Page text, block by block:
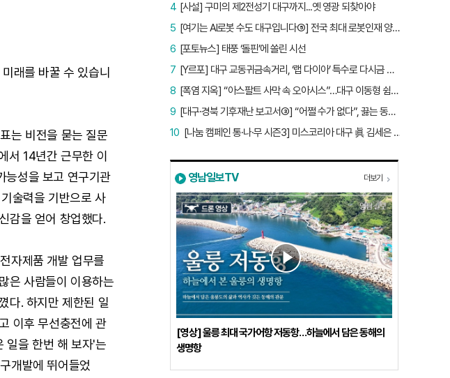
래를 바꿀 수 있습니
표는 비전을 묻는 질문
서 14년간 근무한 이
능성을 보고 연구기관
술력을 기반으로 사
감을 얻어 창업했다.
자제품 개발 업무를
은 사람들이 이용하는
다. 하지만 제한된 일
이후 무선충전에 관
일을 한번 해 보자'는
개발에 뛰어들었
[사설] 구미의 제2전성기 대구까지...옛 영광 되찾아야
4
[여기는 AI로봇 수도 대구입니다⑤] 전국 최대 로봇인재 양성소…“대구산업 맞춤형 교육과정 만들자”
5
[포토뉴스] 태풍 ‘돌핀’에 쏠린 시선
6
[Y르포] 대구 교동귀금속거리, ‘랩 다이아’ 특수로 다시금 활기…“반짝 인기 의존 않는 지속 가능 성장 동력 마련해야”
7
[폭염 지옥] “아스팔트 사막 속 오아시스”…대구 이동형 쉼터 버스 ‘북적’, 지하철역도 ‘바글’
8
[대구·경북 기후재난 보고서③] “어쩔 수가 없다”, 끓는 동해…‘절멸 위기’ 경북 수산업
9
[나눔 캠페인 통·나·무 시즌3] 미스코리아 대구 眞 김세은 “내가 받은 응원, 다음 사람에게”
10
영남일보TV 더보기
[영상] 울릉 최대 국가어항 저동항…하늘에서 담은 동해의
생명항